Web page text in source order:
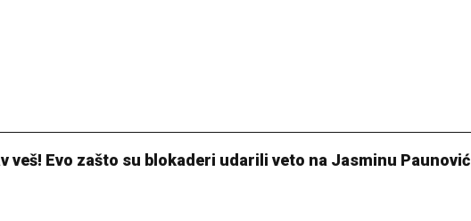
veš! Evo zašto su blokaderi udarili veto na Jasminu Paunović